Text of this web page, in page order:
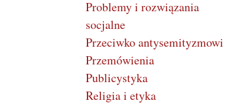
Problemy i rozwiązania
socjalne
Przeciwko antysemityzmowi
Przemówienia
Publicystyka
Religia i etyka